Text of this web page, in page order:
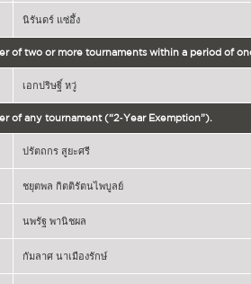
นิรันดร์ แซ่อึ้ง
of two or more tournaments within a period of
เอกปริษฐิ์ หวู่
of any tournament (“2‐Year Exemption”).
ปรัตถกร สูยะศรี
ชยุตพล กิตติรัตนไพบูลย์
นพรัฐ พานิชผล
กัมลาศ นาเมืองรักษ์